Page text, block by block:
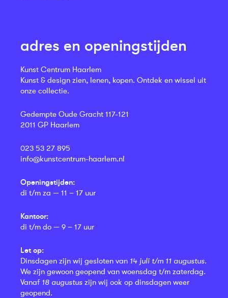
adres en openingstijden
Kunst Centrum Haarlem
Kunst & design zien, lenen, kopen. Ontdek en wissel uit
onze collectie.
Gedempte Oude Gracht 117-121
2011 GP Haarlem
023 53 27 895
info@kunstcentrum-haarlem.nl
Openingstijden:
di t/m za — 11 – 17 uur
Kantoor:
di t/m do — 9 – 17 uur
Let op:
Dinsdagen zijn wij gesloten van 14 juli t/m 11 augustus.
We zijn gewoon geopend van woensdag t/m zaterdag.
Vanaf 18 augustus zijn wij ook op dinsdagen weer
geopend.